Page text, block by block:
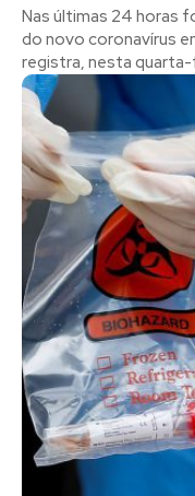
​Nas últimas 24 horas
do novo coronavírus
registra, nesta